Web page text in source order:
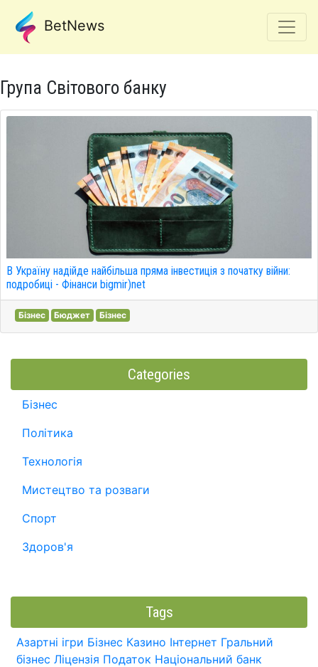
BetNews
Група Світового банку
В Україну надійде найбільша пряма інвестиція з початку війни:
подробиці - Фінанси bigmir)net
Бізнес Бюджет Бізнес
Categories
Бізнес
Політика
Технологія
Мистецтво та розваги
Спорт
Здоров'я
Tags
Азартні ігри Бізнес Казино Інтернет Гральний
бізнес Ліцензія Податок Національний банк